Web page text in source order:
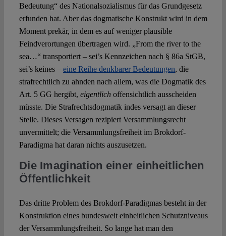
Bedeutung“ des Nationalsozialismus für das Grundgesetz
erfunden hat. Aber das dogmatische Konstrukt wird in dem
Moment prekär, in dem es auf weniger plausible
Feindverortungen übertragen wird. „From the river to the
sea…“ transportiert – sei’s Kennzeichen nach § 86a StGB,
sei’s keines – eine Reihe denkbarer Bedeutungen, die
strafrechtlich zu ahnden nach allem, was die Dogmatik des
Art. 5 GG hergibt, eigentlich offensichtlich ausscheiden
müsste. Die Strafrechtsdogmatik indes versagt an dieser
Stelle. Dieses Versagen rezipiert Versammlungsrecht
unvermittelt; die Versammlungsfreiheit im Brokdorf-
Paradigma hat daran nichts auszusetzen.
Die Imagination einer einheitlichen
Öffentlichkeit
Das dritte Problem des Brokdorf-Paradigmas besteht in der
Konstruktion eines bundesweit einheitlichen Schutzniveaus
der Versammlungsfreiheit. So lange hat man den